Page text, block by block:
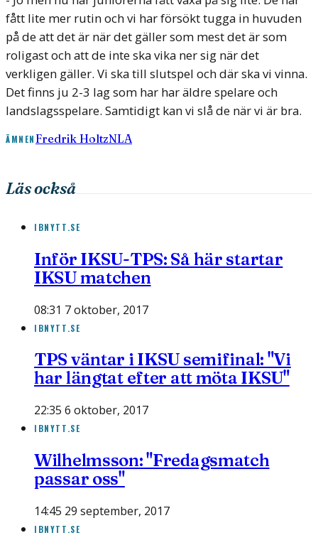
fått lite mer rutin och vi har försökt tugga in huvuden
på de att det är när det gäller som mest det är som
roligast och att de inte ska vika ner sig när det
verkligen gäller. Vi ska till slutspel och där ska vi vinna.
Det finns ju 2-3 lag som har har äldre spelare och
landslagsspelare. Samtidigt kan vi slå de när vi är bra.
ÄMNEN Fredrik HoltzNLA
Läs också
IBNYTT.SE
Inför IKSU-TPS: Så här startar
IKSU matchen
08:31 7 oktober, 2017
IBNYTT.SE
TPS väntar i IKSU semifinal: "Vi
har längtat efter att möta IKSU"
22:35 6 oktober, 2017
IBNYTT.SE
Wilhelmsson: "Fredagsmatch
passar oss"
14:45 29 september, 2017
IBNYTT.SE